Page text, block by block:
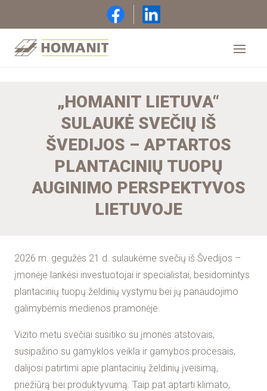
„HOMANIT LIETUVA“
SULAUKĖ SVEČIŲ IŠ
ŠVEDIJOS – APTARTOS
PLANTACINIŲ TUOPŲ
AUGINIMO PERSPEKTYVOS
LIETUVOJE
2026 m. gegužės 21 d. sulaukėme svečių iš Švedijos –
įmonėje lankėsi investuotojai ir specialistai, besidomintys
plantacinių tuopų želdinių vystymu bei jų panaudojimo
galimybėmis medienos pramonėje.
Vizito metu svečiai susitiko su įmonės atstovais,
susipažino su gamyklos veikla ir gamybos procesais,
dalijosi patirtimi apie plantacinių želdinių įveisimą,
priežiūrą bei produktyvumą. Taip pat aptarti klimato,